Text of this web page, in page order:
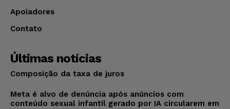
Apoiadores
Contato
Últimas notícias
Composição da taxa de juros
Meta é alvo de denúncia após anúncios com
conteúdo sexual infantil gerado por IA circularem em